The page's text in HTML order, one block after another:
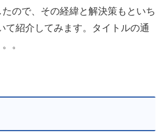
ので、その経緯と解決策もといち
て紹介してみます。タイトルの通
。